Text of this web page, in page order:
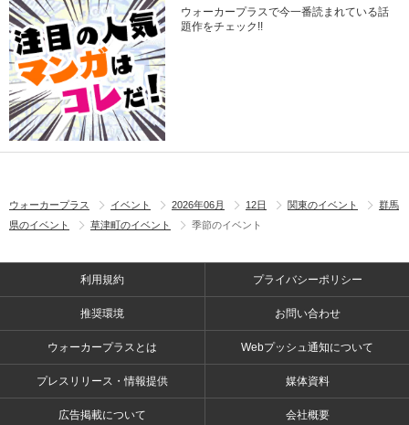
ウォーカープラスで今一番読まれている話
題作をチェック!!
ウォーカープラス イベント 2026年06月 12日 関東のイベント
群馬
県のイベント
草津町のイベント 季節のイベント
利用規約 プライバシーポリシー
推奨環境 お問い合わせ
ウォーカープラスとは Webプッシュ通知について
プレスリリース・情報提供 媒体資料
広告掲載について 会社概要